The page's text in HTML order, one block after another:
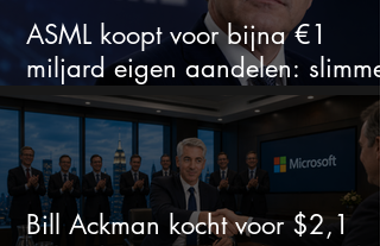
ASML koopt voor bijna €1
miljard eigen aandelen: slimme
zet of dure timing?
Bill Ackman kocht voor $2,1